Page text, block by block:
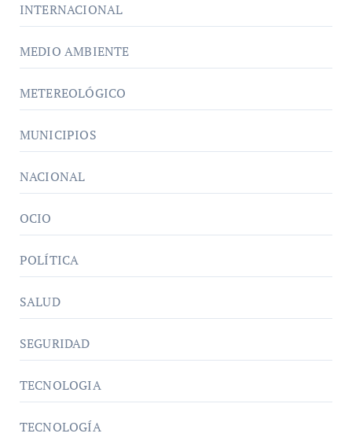
INTERNACIONAL
MEDIO AMBIENTE
METEREOLÓGICO
MUNICIPIOS
NACIONAL
OCIO
POLÍTICA
SALUD
SEGURIDAD
TECNOLOGIA
TECNOLOGÍA